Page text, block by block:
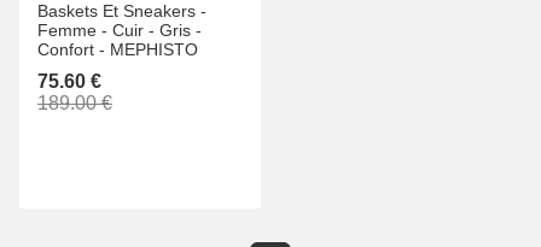
Baskets Et Sneakers -
Femme - Cuir - Gris -
Confort - MEPHISTO
75.60 €
189.00 €